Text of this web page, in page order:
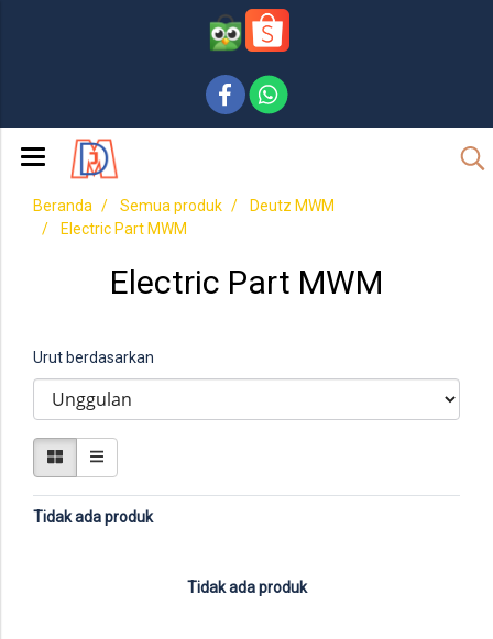
Beranda Semua produk
Deutz MWM
Electric Part MWM
Electric Part MWM
Urut berdasarkan
Tidak ada produk
Tidak ada produk